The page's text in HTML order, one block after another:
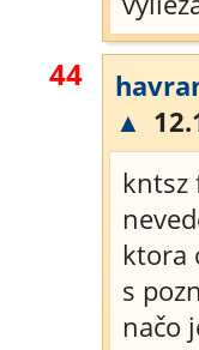
44
▲
kntsz
ktora
s
načo